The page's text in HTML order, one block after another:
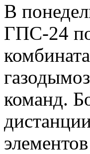
В
ГПС-24 по
команд.